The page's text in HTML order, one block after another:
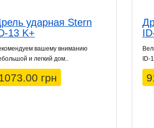
ударная Stern
13 K+
вашему вниманию
и легкий дом..
грн
ID-